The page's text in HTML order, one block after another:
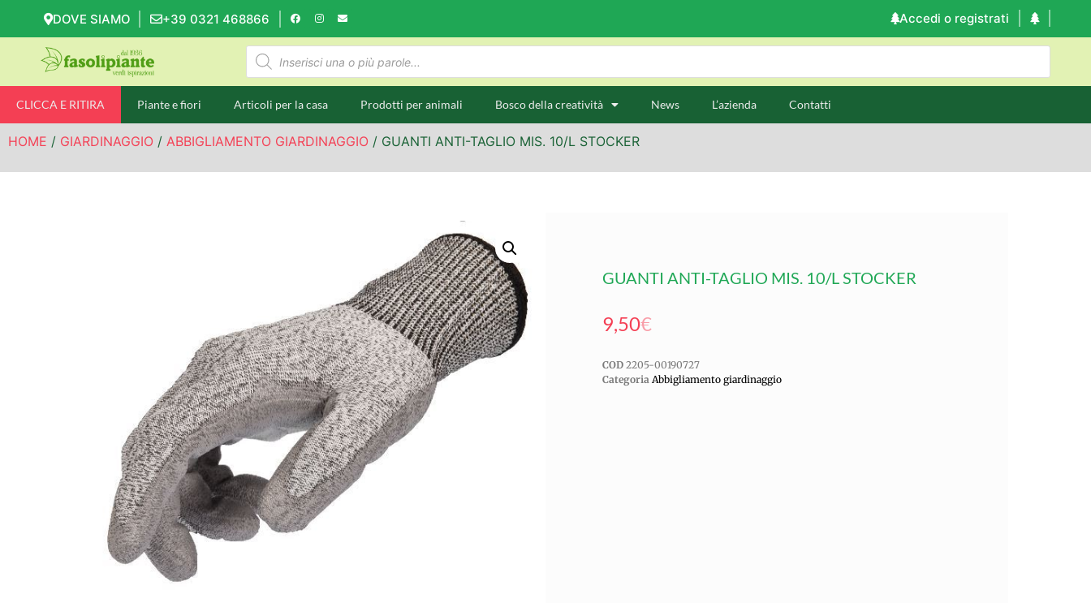
DOVE SIAMO +39 0321 468866 Accedi o registrati
CLICCA E RITIRA Piante e fiori Articoli per la casa Prodotti per animali Bosco della creatività News L’azienda Contatti
HOME / GIARDINAGGIO / ABBIGLIAMENTO GIARDINAGGIO / GUANTI ANTI-TAGLIO MIS. 10/L STOCKER
GUANTI ANTI-TAGLIO MIS. 10/L STOCKER
9,50€
COD 2205-00190727
Categoria Abbigliamento giardinaggio